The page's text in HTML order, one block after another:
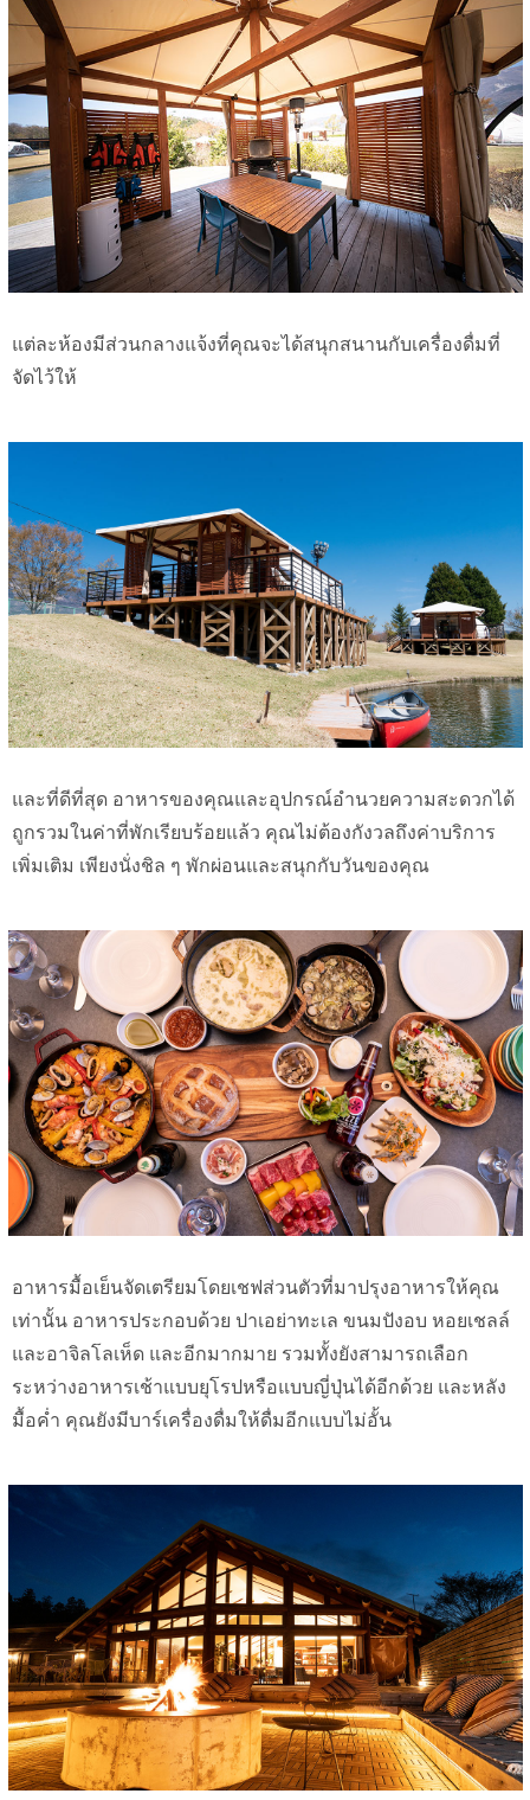
แต่ละห้องมีส่วนกลางแจ้งที่คุณจะได้สนุกสนานกับเครื่องดื่มที่
จัดไว้ให้
และที่ดีที่สุด อาหารของคุณและอุปกรณ์อำนวยความสะดวกได้
ถูกรวมในค่าที่พักเรียบร้อยแล้ว คุณไม่ต้องกังวลถึงค่าบริการ
เพิ่มเติม เพียงนั่งชิล ๆ พักผ่อนและสนุกกับวันของคุณ
อาหารมื้อเย็นจัดเตรียมโดยเชฟส่วนตัวที่มาปรุงอาหารให้คุณ
เท่านั้น อาหารประกอบด้วย ปาเอย่าทะเล ขนมปังอบ หอยเชลล์
และอาจิลโลเห็ด และอีกมากมาย รวมทั้งยังสามารถเลือก
ระหว่างอาหารเช้าแบบยุโรปหรือแบบญี่ปุ่นได้อีกด้วย และหลัง
มื้อค่ำ คุณยังมีบาร์เครื่องดื่มให้ดื่มอีกแบบไม่อั้น